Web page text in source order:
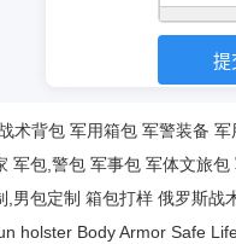
术背包 军用箱包 军警装备 军
军包,警包 军事包 军体文旅包
,男包定制 箱包打样 俄罗斯战
holster Body Armor Safe